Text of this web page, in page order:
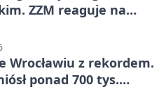
ZZM reaguje na
Wrocławiu z rekordem.
ponad 700 tys.